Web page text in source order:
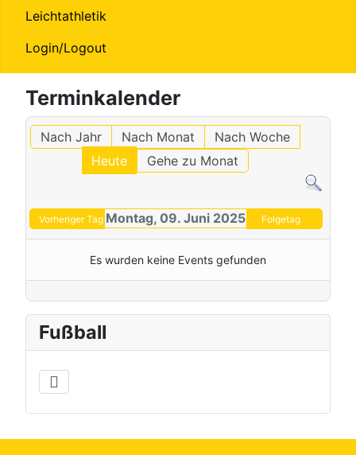
Leichtathletik
Login/Logout
Terminkalender
Nach Jahr Nach Monat
Nach Woche
Heute
Gehe zu Monat
Vorheriger Tag Montag, 09. Juni 2025 Folgetag
Es wurden keine Events gefunden
Fußball